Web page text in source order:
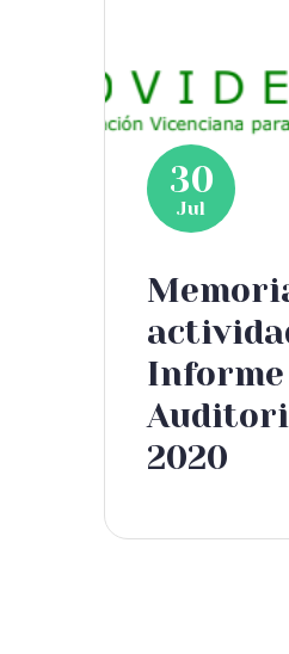
30
Jul
Informe
2020